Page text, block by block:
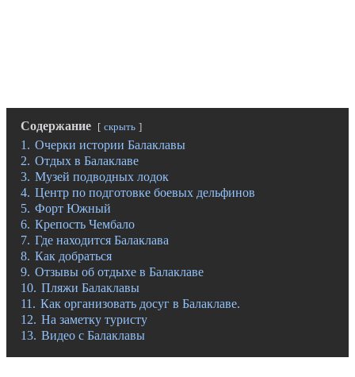
Содержание скрыть
1. Очерки истории Балаклавы
2. Отдых в Балаклаве
3. Музей подводных лодок
4. Центр по подготовке боевых дельфинов
5. Форт Южный
6. Крепость Чембало
7. Где находится Балаклава
8. Как добраться
9. Отзывы об отдыхе в Балаклаве
10. Пляжи Балаклавы
11. Как организовать досуг в Балаклаве.
12. На заметку туристу
13. Видео с Балаклавы